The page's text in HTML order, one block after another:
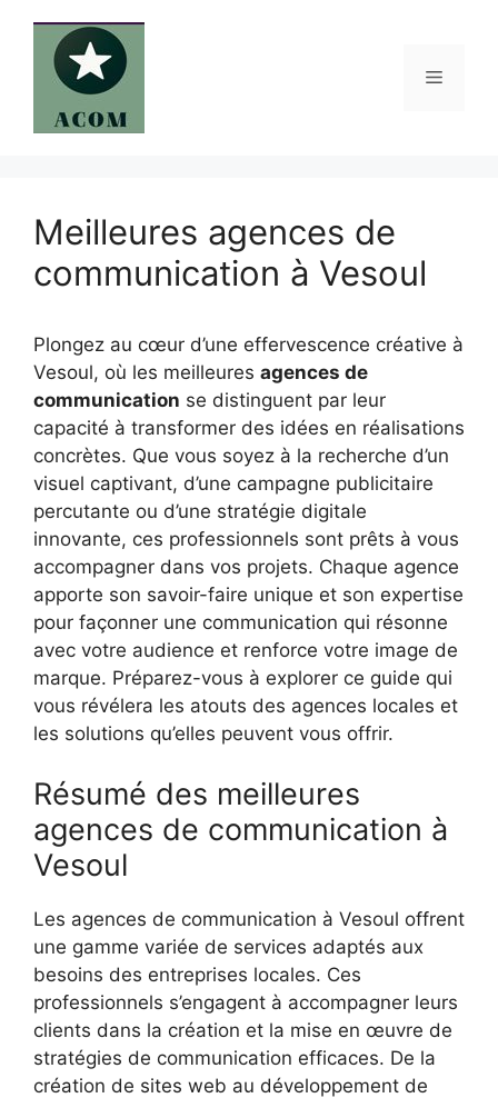
contenu
Menu
Meilleures agences de
communication à Vesoul
Plongez au cœur d’une effervescence créative à
Vesoul, où les meilleures agences de
communication se distinguent par leur
capacité à transformer des idées en réalisations
concrètes. Que vous soyez à la recherche d’un
visuel captivant, d’une campagne publicitaire
percutante ou d’une stratégie digitale
innovante, ces professionnels sont prêts à vous
accompagner dans vos projets. Chaque agence
apporte son savoir-faire unique et son expertise
pour façonner une communication qui résonne
avec votre audience et renforce votre image de
marque. Préparez-vous à explorer ce guide qui
vous révélera les atouts des agences locales et
les solutions qu’elles peuvent vous offrir.
Résumé des meilleures
agences de communication à
Vesoul
Les agences de communication à Vesoul offrent
une gamme variée de services adaptés aux
besoins des entreprises locales. Ces
professionnels s’engagent à accompagner leurs
clients dans la création et la mise en œuvre de
stratégies de communication efficaces. De la
création de sites web au développement de